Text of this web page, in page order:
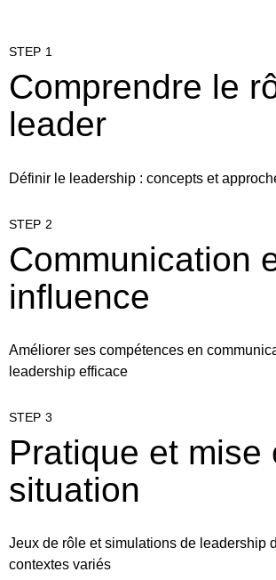
STEP 1
Comprendre le
leader
Définir le leadership : concepts et
STEP 2
Communication
influence
Améliorer ses compétences en
leadership efficace
STEP 3
Pratique et mise
situation
Jeux de rôle et simulations de leadership
contextes variés